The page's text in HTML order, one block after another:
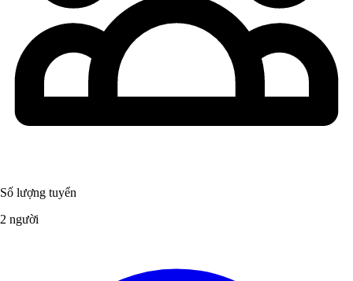
Số lượng tuyển
2 người